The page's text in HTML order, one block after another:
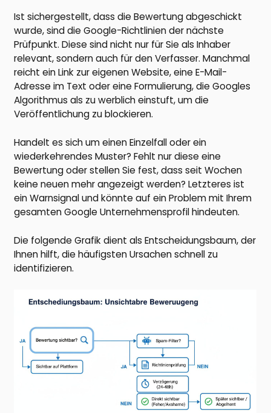
Ist sichergestellt, dass die Bewertung abgeschickt
wurde, sind die Google-Richtlinien der nächste
Prüfpunkt. Diese sind nicht nur für Sie als Inhaber
relevant, sondern auch für den Verfasser. Manchmal
reicht ein Link zur eigenen Website, eine E-Mail-
Adresse im Text oder eine Formulierung, die Googles
Algorithmus als zu werblich einstuft, um die
Veröffentlichung zu blockieren.
Handelt es sich um einen Einzelfall oder ein
wiederkehrendes Muster? Fehlt nur diese eine
Bewertung oder stellen Sie fest, dass seit Wochen
keine neuen mehr angezeigt werden? Letzteres ist
ein Warnsignal und könnte auf ein Problem mit Ihrem
gesamten Google Unternehmensprofil hindeuten.
Die folgende Grafik dient als Entscheidungsbaum, der
Ihnen hilft, die häufigsten Ursachen schnell zu
identifizieren.